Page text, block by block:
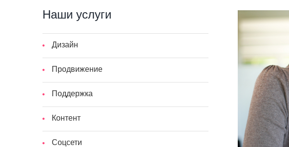
Наши услуги
Дизайн
Продвижение
Поддержка
Контент
Соцсети